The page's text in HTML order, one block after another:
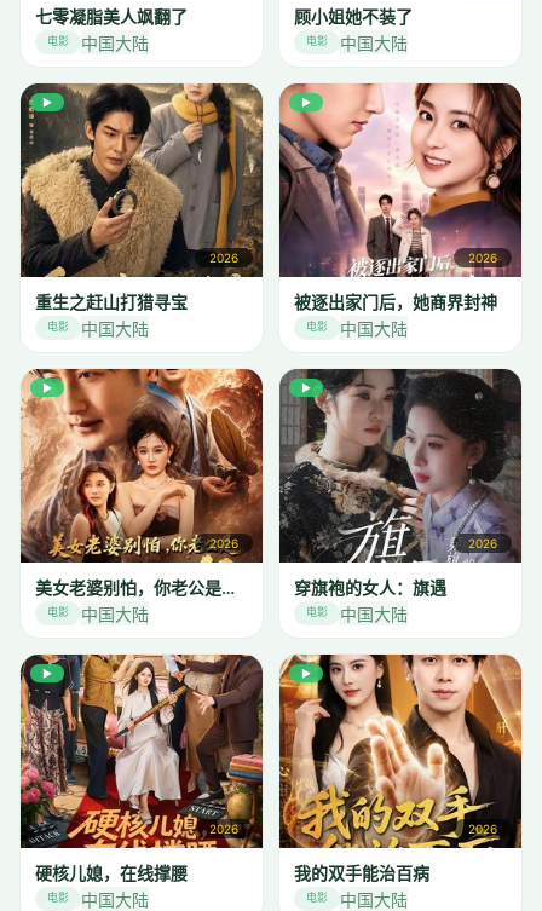
七零凝脂美人飒翻了
电影 中国大陆
顾小姐她不装了
电影 中国大陆
2026
▶
重生之赶山打猎寻宝
电影 中国大陆
2026
▶
被逐出家门后，她商界封神
电影 中国大陆
2026
▶
美女老婆别怕，你老公是无敌天师
电影 中国大陆
2026
▶
穿旗袍的女人：旗遇
电影 中国大陆
2026
▶
硬核儿媳，在线撑腰
电影 中国大陆
2026
▶
我的双手能治百病
电影 中国大陆